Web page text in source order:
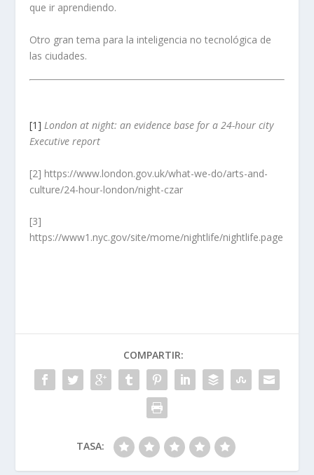
que ir aprendiendo.
Otro gran tema para la inteligencia no tecnológica de
las ciudades.
[1] London at night: an evidence base for a 24-hour city
Executive report
[2] https://www.london.gov.uk/what-we-do/arts-and-
culture/24-hour-london/night-czar
[3]
https://www1.nyc.gov/site/mome/nightlife/nightlife.page
COMPARTIR:
TASA: